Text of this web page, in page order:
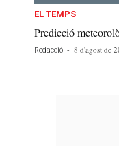
EL TEMPS
Predicció
Redacció - 8 d'agost de